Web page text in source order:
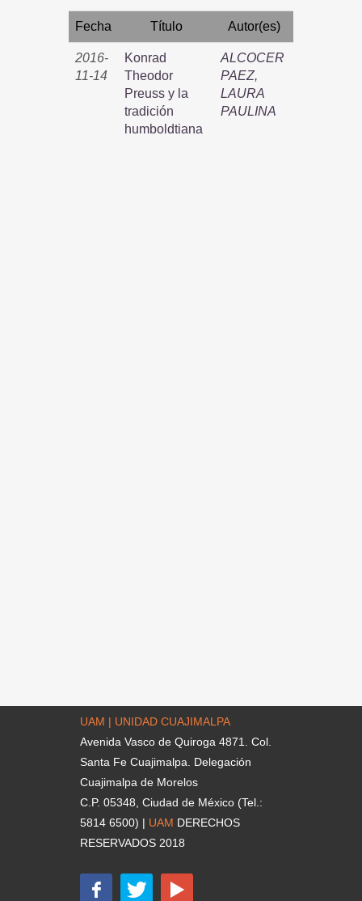
Fecha Título Autor(es)
2016-
11-14
Konrad
Theodor
Preuss y la
tradición
humboldtiana
ALCOCER
PAEZ,
LAURA
PAULINA
UAM | UNIDAD CUAJIMALPA
Avenida Vasco de Quiroga 4871. Col.
Santa Fe Cuajimalpa. Delegación
Cuajimalpa de Morelos
C.P. 05348, Ciudad de México (Tel.:
5814 6500) | UAM DERECHOS
RESERVADOS 2018